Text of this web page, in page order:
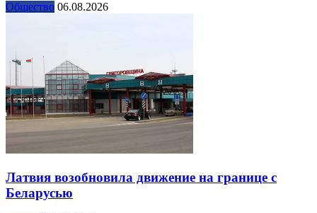
Общество 06.08.2026
Латвия возобновила движение на границе с
Беларусью